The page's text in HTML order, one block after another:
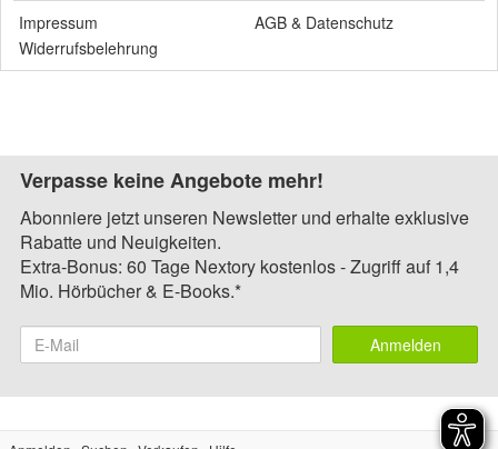
Impressum
AGB & Datenschutz
Widerrufsbelehrung
Verpasse keine Angebote mehr!
Abonniere jetzt unseren Newsletter und erhalte exklusive
Rabatte und Neuigkeiten.
Extra-Bonus: 60 Tage Nextory kostenlos - Zugriff auf 1,4
Mio. Hörbücher & E-Books.*
Anmelden